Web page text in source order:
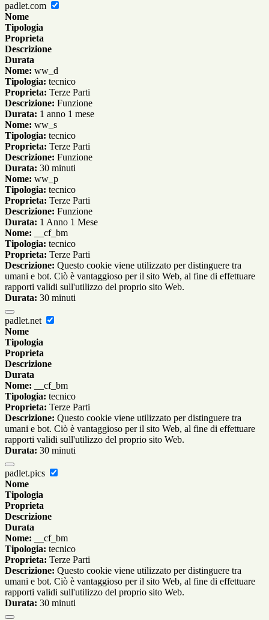
padlet.com
Nome
Tipologia
Proprieta
Descrizione
Durata
Nome: ww_d
Tipologia: tecnico
Proprieta: Terze Parti
Descrizione: Funzione
Durata: 1 anno 1 mese
Nome: ww_s
Tipologia: tecnico
Proprieta: Terze Parti
Descrizione: Funzione
Durata: 30 minuti
Nome: ww_p
Tipologia: tecnico
Proprieta: Terze Parti
Descrizione: Funzione
Durata: 1 Anno 1 Mese
Nome: __cf_bm
Tipologia: tecnico
Proprieta: Terze Parti
Descrizione: Questo cookie viene utilizzato per distinguere tra
umani e bot. Ciò è vantaggioso per il sito Web, al fine di effettuare
rapporti validi sull'utilizzo del proprio sito Web.
Durata: 30 minuti
padlet.net
Nome
Tipologia
Proprieta
Descrizione
Durata
Nome: __cf_bm
Tipologia: tecnico
Proprieta: Terze Parti
Descrizione: Questo cookie viene utilizzato per distinguere tra
umani e bot. Ciò è vantaggioso per il sito Web, al fine di effettuare
rapporti validi sull'utilizzo del proprio sito Web.
Durata: 30 minuti
padlet.pics
Nome
Tipologia
Proprieta
Descrizione
Durata
Nome: __cf_bm
Tipologia: tecnico
Proprieta: Terze Parti
Descrizione: Questo cookie viene utilizzato per distinguere tra
umani e bot. Ciò è vantaggioso per il sito Web, al fine di effettuare
rapporti validi sull'utilizzo del proprio sito Web.
Durata: 30 minuti